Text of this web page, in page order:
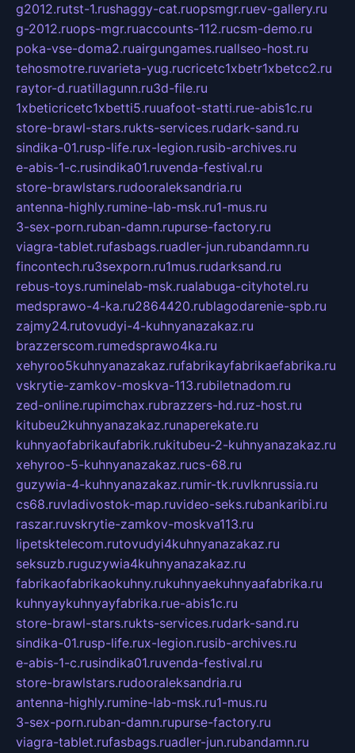
g2012.rutst-1.rushaggy-cat.ruopsmgr.ruev-gallery.ru
g-2012.ruops-mgr.ruaccounts-112.rucsm-demo.ru
poka-vse-doma2.ruairgungames.ruallseo-host.ru
tehosmotre.ruvarieta-yug.rucricetc1xbetr1xbetcc2.ru
raytor-d.ruatillagunn.ru3d-file.ru
1xbeticricetc1xbetti5.ruuafoot-statti.rue-abis1c.ru
store-brawl-stars.rukts-services.rudark-sand.ru
sindika-01.rusp-life.rux-legion.rusib-archives.ru
e-abis-1-c.rusindika01.ruvenda-festival.ru
store-brawlstars.rudooraleksandria.ru
antenna-highly.rumine-lab-msk.ru1-mus.ru
3-sex-porn.ruban-damn.rupurse-factory.ru
viagra-tablet.rufasbags.ruadler-jun.rubandamn.ru
fincontech.ru3sexporn.ru1mus.rudarksand.ru
rebus-toys.ruminelab-msk.rualabuga-cityhotel.ru
medsprawo-4-ka.ru2864420.rublagodarenie-spb.ru
zajmy24.rutovudyi-4-kuhnyanazakaz.ru
brazzerscom.rumedsprawo4ka.ru
xehyroo5kuhnyanazakaz.rufabrikayfabrikaefabrika.ru
vskrytie-zamkov-moskva-113.rubiletnadom.ru
zed-online.rupimchax.rubrazzers-hd.ruz-host.ru
kitubeu2kuhnyanazakaz.runaperekate.ru
kuhnyaofabrikaufabrik.rukitubeu-2-kuhnyanazakaz.ru
xehyroo-5-kuhnyanazakaz.rucs-68.ru
guzywia-4-kuhnyanazakaz.rumir-tk.ruvlknrussia.ru
cs68.ruvladivostok-map.ruvideo-seks.rubankaribi.ru
raszar.ruvskrytie-zamkov-moskva113.ru
lipetsktelecom.rutovudyi4kuhnyanazakaz.ru
seksuzb.ruguzywia4kuhnyanazakaz.ru
fabrikaofabrikaokuhny.rukuhnyaekuhnyaafabrika.ru
kuhnyaykuhnyayfabrika.rue-abis1c.ru
store-brawl-stars.rukts-services.rudark-sand.ru
sindika-01.rusp-life.rux-legion.rusib-archives.ru
e-abis-1-c.rusindika01.ruvenda-festival.ru
store-brawlstars.rudooraleksandria.ru
antenna-highly.rumine-lab-msk.ru1-mus.ru
3-sex-porn.ruban-damn.rupurse-factory.ru
viagra-tablet.rufasbags.ruadler-jun.rubandamn.ru